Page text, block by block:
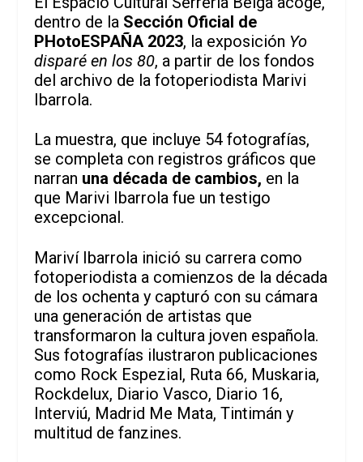
dentro de la Sección Oficial de
PHotoESPAÑA 2023, la exposición Yo
disparé en los 80, a partir de los fondos
del archivo de la fotoperiodista Marivi
Ibarrola.
La muestra, que incluye 54 fotografías,
se completa con registros gráficos que
narran una década de cambios, en la
que Marivi Ibarrola fue un testigo
excepcional.
Mariví Ibarrola inició su carrera como
fotoperiodista a comienzos de la década
de los ochenta y capturó con su cámara
una generación de artistas que
transformaron la cultura joven española.
Sus fotografías ilustraron publicaciones
como Rock Espezial, Ruta 66, Muskaria,
Rockdelux, Diario Vasco, Diario 16,
Interviú, Madrid Me Mata, Tintimán y
multitud de fanzines.